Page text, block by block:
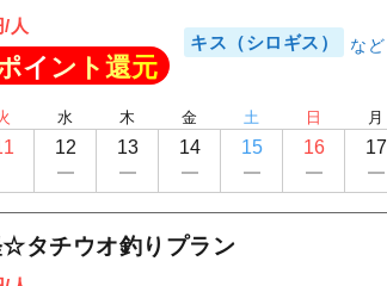
/人
イント還元
キス（シロギス）
水
12
木
13
金
14
土
15
日
16
月
17
タチウオ釣りプラン